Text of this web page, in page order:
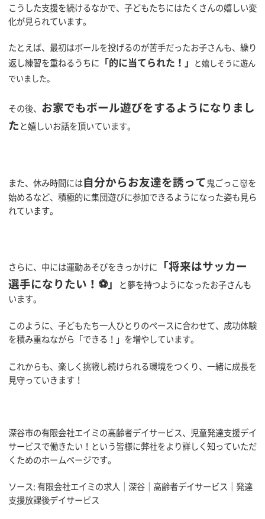
こうした支援を続けるなかで、子どもたちにはたくさんの嬉しい変
化が見られています。
たとえば、最初はボールを投げるのが苦手だったお子さんも、繰り
返し練習を重ねるうちに 「的に当てられた！」
と嬉しそうに遊ん
でいました。
その後、 お家でもボール遊びをするようになりまし
たと嬉しいお話を頂いています。
また、休み時間には自分からお友達を誘って鬼ごっこ👹を
始めるなど、積極的に集団遊びに参加できるようになった姿も見ら
れています。
さらに、中には運動あそびをきっかけに 「将来はサッカー
選手になりたい！⚽」
と夢を持つようになったお子さんも
います。
このように、子どもたち一人ひとりのペースに合わせて、成功体験
を積み重ねながら「できる！」を増やしています。
これからも、楽しく挑戦し続けられる環境をつくり、一緒に成長を
見守っていきます！
深谷市の有限会社エイミの高齢者デイサービス、 児童発達支援デイ
サービスで働きたい！ という皆様に弊社をより詳しく知っていただ
くためのホームページです。
ソース: 有限会社エイミの求人｜深谷｜高齢者デイサービス｜ 発達
支援放課後デイサービス